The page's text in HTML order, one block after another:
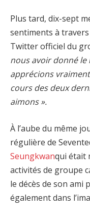
Plus tard, dix-sept
sentiments à
Twitter officiel du
nous avoir donné le
apprécions
cours des deux
aimons ».
À l’aube du même
régulière de
Seungkwanqui était
activités de groupe
le décès de son ami
également dans